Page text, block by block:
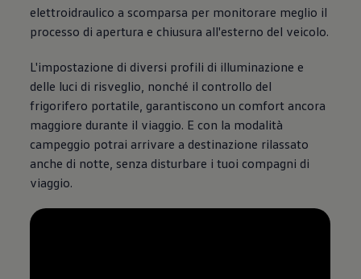
elettroidraulico a scomparsa per monitorare meglio il
processo di apertura e chiusura all'esterno del veicolo.
L'impostazione di diversi profili di illuminazione e
delle luci di risveglio, nonché il controllo del
frigorifero portatile, garantiscono un comfort ancora
maggiore durante il viaggio. E con la modalità
campeggio potrai arrivare a destinazione rilassato
anche di notte, senza disturbare i tuoi compagni di
viaggio.